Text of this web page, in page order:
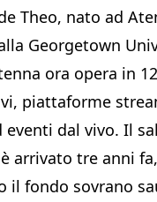
Theo, nato ad
Georgetown
ora opera in
piattaforme
eventi dal vivo. Il
arrivato tre anni
il fondo sovrano